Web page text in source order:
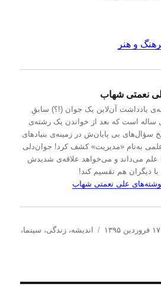
و هنر
نعمتی شهاب
یادداشت‌ آن‌لاین یک جوان (!؟) سابقِ
و اندی ساله است که بعد از خواندن یک رشته‌ی
سؤال‌های بی پایان‌ش در زمینه‌ی بنیادهای
به‌نام «مدیریت» کشف کرد! جوان‌دلی
علم می‌داند و می‌خواهد علاقه‌ی شدیدش
با دیگران هم تقسیم کند!
علی نعمتی شهاب
ا۱۷ فروردین ۱۳۹۵
د
اندیشه،زندگی، سینما،